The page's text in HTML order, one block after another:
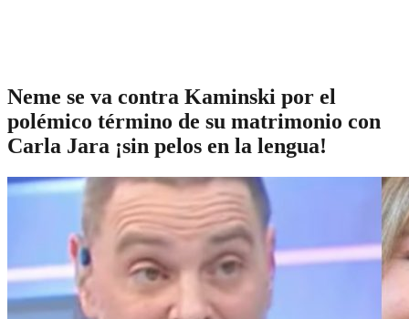
Neme se va contra Kaminski por el
polémico término de su matrimonio con
Carla Jara ¡sin pelos en la lengua!